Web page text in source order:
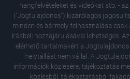
hangfelvételeket és videókat stb. -
("Jogtulajdonos") kizárólagos
minden és bármely felhasználása
írásbeli hozzájárulásával lehetséges.
elérhető tartalmakért a Jogtulajdonos
helytállást nem vállal. A
információk közlésére, tájékoztatás
közlésből, tájékoztatásból